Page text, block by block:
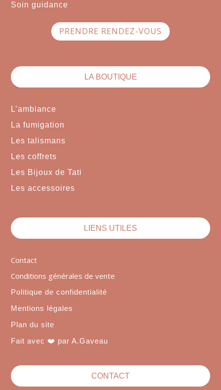
Soin guidance
PRENDRE RENDEZ-VOUS
LA BOUTIQUE
L’ambiance
La fumigation
Les talismans
Les coffrets
Les Bijoux de Tati
Les accessoires
LIENS UTILES
Contact
Conditions générales de vente
Politique de confidentialité
Mentions légales
Plan du site
Fait avec ❤️ par A.Gaveau
CONTACT